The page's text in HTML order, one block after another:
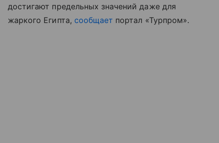
достигают предельных значений даже для
жаркого Египта, сообщает портал «Турпром».